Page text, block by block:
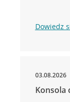
Dowiedz
03.08.2026
Konsola